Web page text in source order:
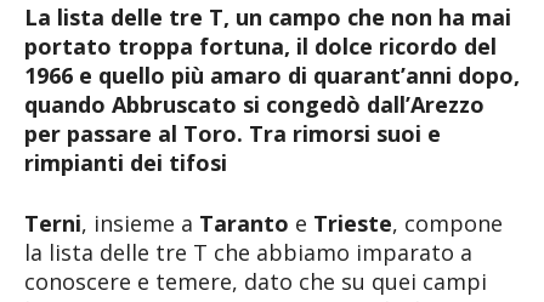
La lista delle tre T, un campo che non ha mai
portato troppa fortuna, il dolce ricordo del
1966 e quello più amaro di quarant’anni dopo,
quando Abbruscato si congedò dall’Arezzo
per passare al Toro. Tra rimorsi suoi e
rimpianti dei tifosi
Terni, insieme a Taranto e Trieste, compone
la lista delle tre T che abbiamo imparato a
conoscere e temere, dato che su quei campi